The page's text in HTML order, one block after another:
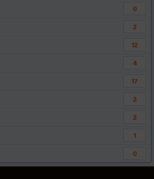
0
2
12
4
17
2
2
1
0